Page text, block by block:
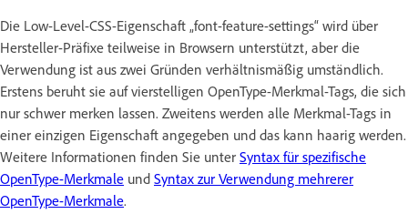
Die Low-Level-CSS-Eigenschaft „font-feature-settings“ wird über
Hersteller-Präfixe teilweise in Browsern unterstützt, aber die
Verwendung ist aus zwei Gründen verhältnismäßig umständlich.
Erstens beruht sie auf vierstelligen OpenType-Merkmal-Tags, die sich
nur schwer merken lassen. Zweitens werden alle Merkmal-Tags in
einer einzigen Eigenschaft angegeben und das kann haarig werden.
Weitere Informationen finden Sie unter Syntax für spezifische
OpenType-Merkmale und Syntax zur Verwendung mehrerer
OpenType-Merkmale.